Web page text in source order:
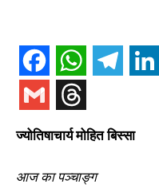
ज्योतिषाचार्य मोहित बिस्सा
आज का पञ्चाङ्ग